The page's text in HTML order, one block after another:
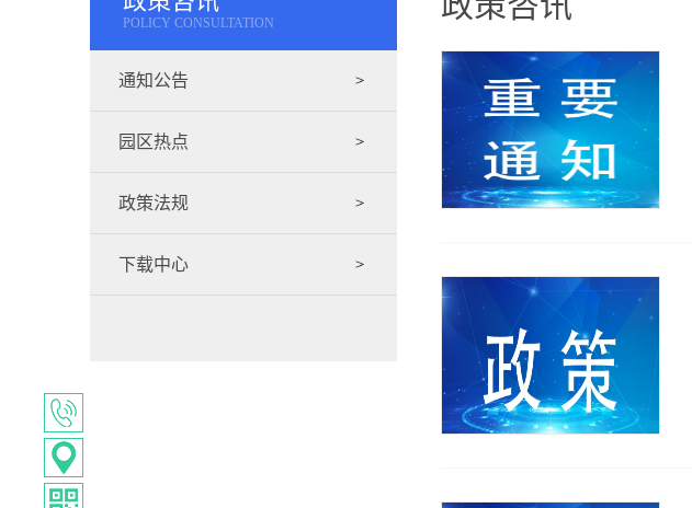
POLICY CONSULTATION
通知公告
园区热点
政策法规
下载中心